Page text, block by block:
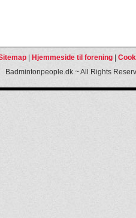
Hjemmeside til forening
Badmintonpeople.dk ~ All Rights